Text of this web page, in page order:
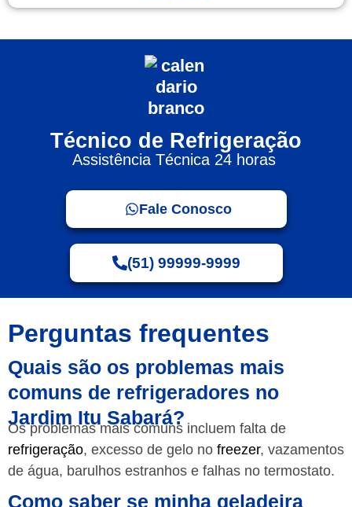
Técnico de Refrigeração
Assistência Técnica 24 horas
Fale Conosco
(51) 99999-9999
Perguntas frequentes
Quais são os problemas mais
comuns de refrigeradores no
Jardim Itu Sabará?
Os problemas mais comuns incluem falta de
refrigeração, excesso de gelo no freezer, vazamentos
de água, barulhos estranhos e falhas no termostato.
Como saber se minha geladeira